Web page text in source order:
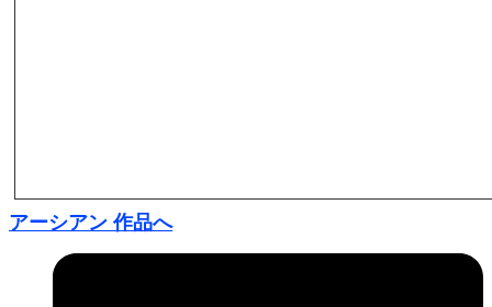
アーシアン 作品へ